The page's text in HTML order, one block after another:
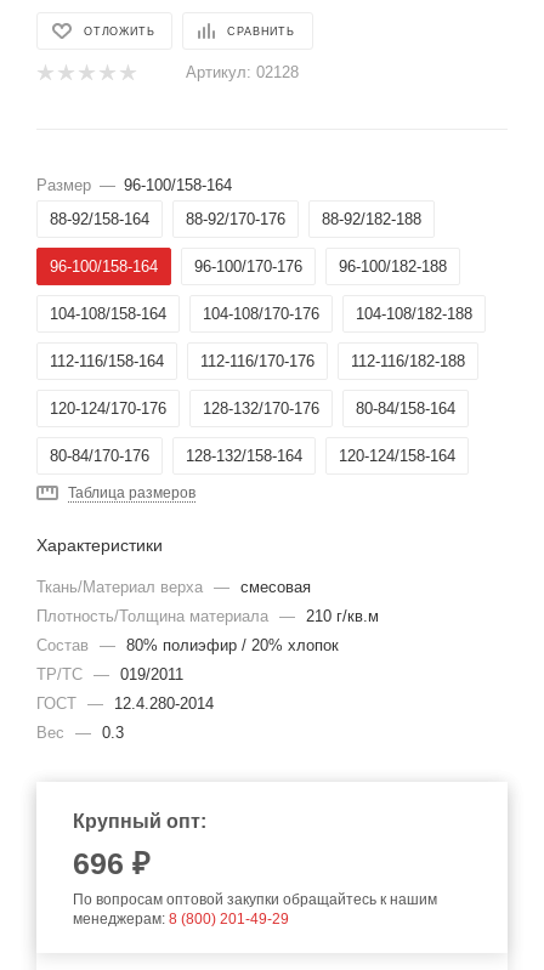
ОТЛОЖИТЬ СРАВНИТЬ
Артикул: 02128
Размер — 96-100/158-164
88-92/158-164
88-92/170-176 88-92/182-188
96-100/158-164 96-100/170-176 96-100/182-188
104-108/158-164 104-108/170-176 104-108/182-188
112-116/158-164 112-116/170-176 112-116/182-188
120-124/170-176 128-132/170-176 80-84/158-164
80-84/170-176 128-132/158-164 120-124/158-164
Таблица размеров
Характеристики
Ткань/Материал верха — смесовая
Плотность/Толщина материала — 210 г/кв.м
Состав
— 80% полиэфир / 20% хлопок
ТР/ТС — 019/2011
ГОСТ —
12.4.280-2014
Вес
— 0.3
Крупный опт:
696 ₽
По вопросам оптовой закупки обращайтесь к нашим
менеджерам: 8 (800) 201-49-29